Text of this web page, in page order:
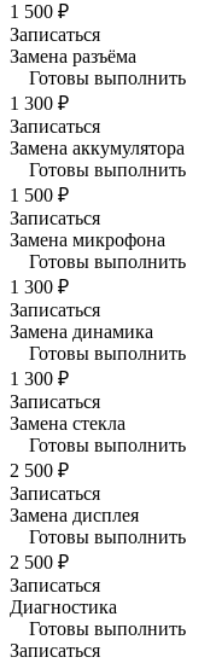
1 500 ₽
Записаться
Замена разъёма
Готовы выполнить
1 300 ₽
Записаться
Замена аккумулятора
Готовы выполнить
1 500 ₽
Записаться
Замена микрофона
Готовы выполнить
1 300 ₽
Записаться
Замена динамика
Готовы выполнить
1 300 ₽
Записаться
Замена стекла
Готовы выполнить
2 500 ₽
Записаться
Замена дисплея
Готовы выполнить
2 500 ₽
Записаться
Диагностика
Готовы выполнить
Записаться